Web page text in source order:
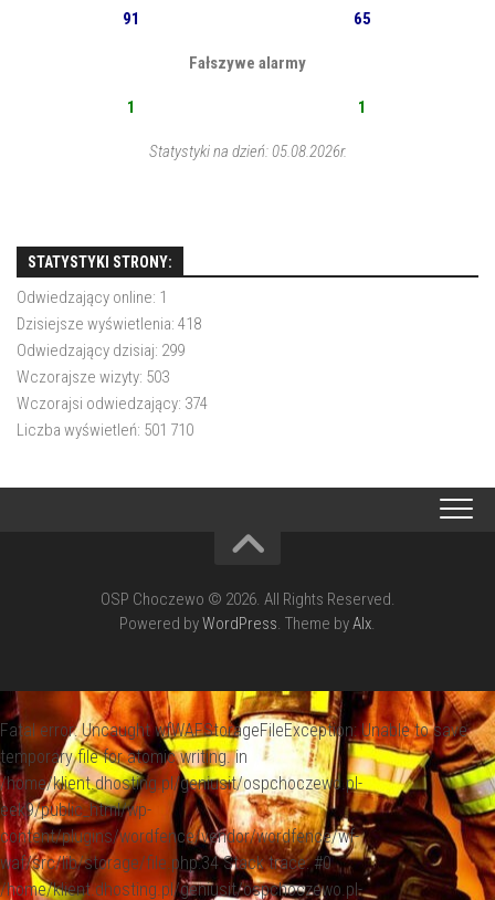
91 65
Fałszywe alarmy
1 1
Statystyki na dzień: 05.08.2026r.
STATYSTYKI STRONY:
Odwiedzający online: 1
Dzisiejsze wyświetlenia: 418
Odwiedzający dzisiaj: 299
Wczorajsze wizyty: 503
Wczorajsi odwiedzający: 374
Liczba wyświetleń: 501 710
OSP Choczewo © 2026. All Rights Reserved.
Powered byWordPress. Theme byAlx.
Fatal error: Uncaught wfWAFStorageFileException: Unable to save
temporary file for atomic writing. in
/home/klient.dhosting.pl/geniusit/ospchoczewo.pl-
eek9/public_html/wp-
content/plugins/wordfence/vendor/wordfence/wf-
waf/src/lib/storage/file.php:34 Stack trace: #0
/home/klient.dhosting.pl/geniusit/ospchoczewo.pl-